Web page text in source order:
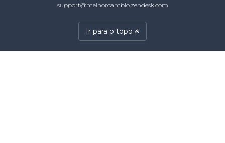
support@melhorcambio.zendesk.com
Ir para o topo